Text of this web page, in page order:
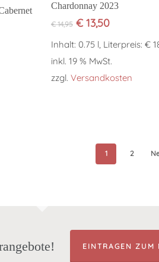
Chardonnay 2023
€14,95 Ursprünglicher
war:
€ 14,95
€13,50Aktueller
ist:
€ 13,50.
Inhalt: 0.75 l, Literpreis: €
inkl. 19 % MwSt.
zzgl. Versandkosten
1 2
EINTRAGEN ZUM